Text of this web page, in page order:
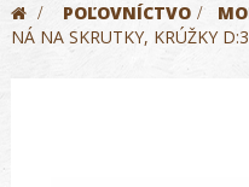
> POĽOVNÍCTVO >
NÁ NA SKRUTKY, KRÚŽKY